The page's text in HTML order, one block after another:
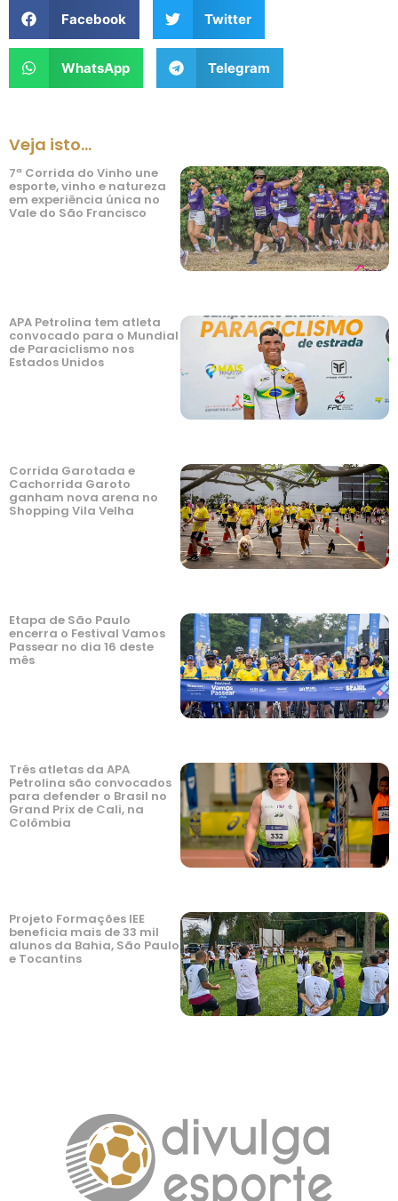
Facebook Twitter
WhatsApp Telegram
Veja isto...
7ª Corrida do Vinho une
esporte, vinho e natureza
em experiência única no
Vale do São Francisco
APA Petrolina tem atleta
convocado para o Mundial
de Paraciclismo nos
Estados Unidos
Corrida Garotada e
Cachorrida Garoto
ganham nova arena no
Shopping Vila Velha
Etapa de São Paulo
encerra o Festival Vamos
Passear no dia 16 deste
mês
Três atletas da APA
Petrolina são convocados
para defender o Brasil no
Grand Prix de Cali, na
Colômbia
Projeto Formações IEE
beneficia mais de 33 mil
alunos da Bahia, São Paulo
e Tocantins